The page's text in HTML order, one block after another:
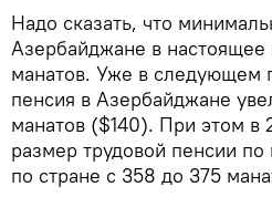
Надо сказать, что
Азербайджане в настоящее
манатов. Уже в следующем
пенсия в Азербайджане
манатов ($140). При этом в
размер трудовой пенсии по
по стране с 358 до 375